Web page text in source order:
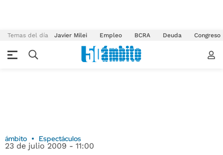
Temas del día Javier Milei Empleo BCRA Deuda Congreso
ámbito Espectáculos
23 de julio 2009 - 11:00